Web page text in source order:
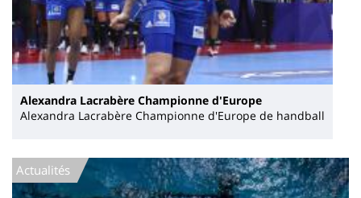
Alexandra Lacrabère Championne d'Europe
Alexandra Lacrabère Championne d'Europe de handball
Actualités